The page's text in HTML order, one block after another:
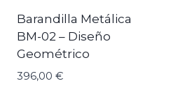
Barandilla Metálica
BM-02 – Diseño
Geométrico
396,00 €